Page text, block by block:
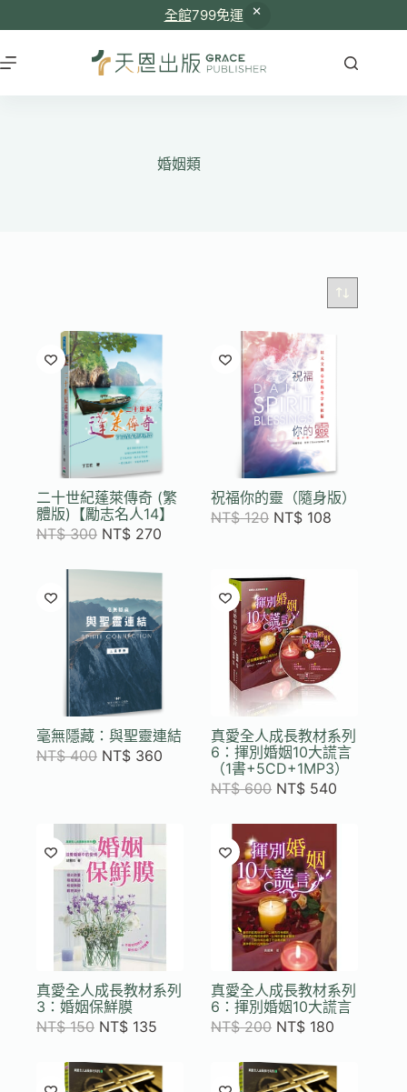
全館799免運
至
主
婚姻類
二十世紀蓬萊傳奇 (繁
體版)【勵志名人14】
NT$300 NT$ 270
祝福你的靈（隨身版）
NT$120 NT$ 108
毫無隱藏：與聖靈連結
NT$400 NT$ 360
真愛全人成長教材系列
6：揮別婚姻10大謊言
（1書+5CD+1MP3）
NT$600 NT$ 540
真愛全人成長教材系列
3：婚姻保鮮膜
NT$150 NT$ 135
真愛全人成長教材系列
6：揮別婚姻10大謊言
NT$200 NT$ 180